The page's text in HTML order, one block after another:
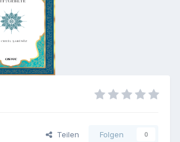
Teilen Folgen 0